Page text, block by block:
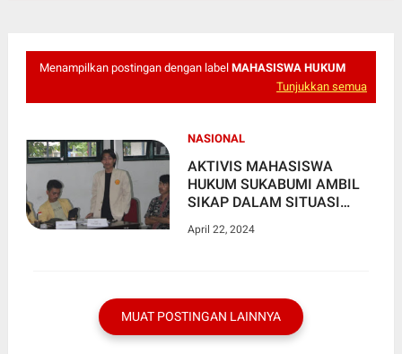
Menampilkan postingan dengan label MAHASISWA HUKUM
Tunjukkan semua
NASIONAL
AKTIVIS MAHASISWA
HUKUM SUKABUMI AMBIL
SIKAP DALAM SITUASI
SIDANG PUTUSAN
April 22, 2024
MUAT POSTINGAN LAINNYA